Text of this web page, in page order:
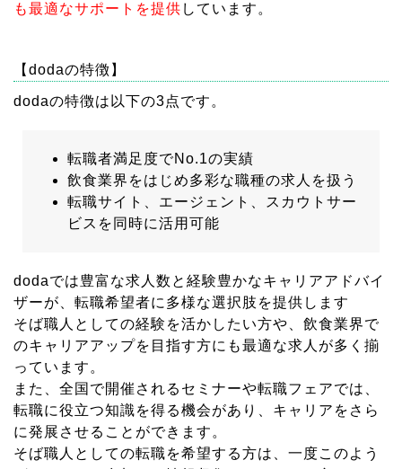
も最適なサポートを提供 しています。
【dodaの特徴】
dodaの特徴は以下の3点です。
転職者満足度でNo.1の実績
飲食業界をはじめ多彩な職種の求人を扱う
転職サイト、エージェント、スカウトサー
ビスを同時に活用可能
dodaでは豊富な求人数と経験豊かなキャリアアドバイ
ザーが、転職希望者に多様な選択肢を提供します
そば職人としての経験を活かしたい方や、飲食業界で
のキャリアアップを目指す方にも最適な求人が多く揃
っています。
また、全国で開催されるセミナーや転職フェアでは、
転職に役立つ知識を得る機会があり、キャリアをさら
に発展させることができます。
そば職人としての転職を希望する方は、一度このよう